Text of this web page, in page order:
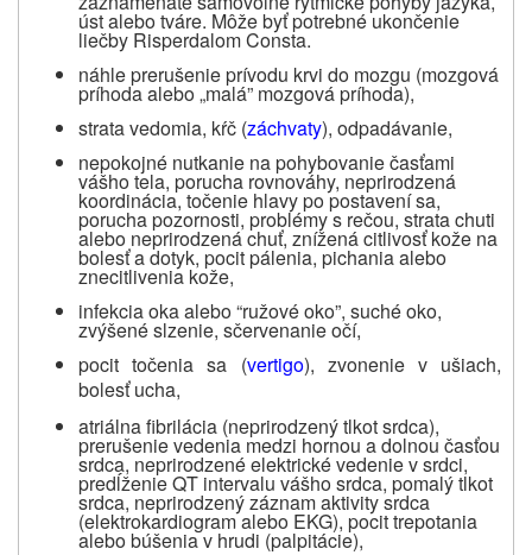
úst alebo tváre. Môže byť potrebné ukončenie
liečby Risperdalom Consta.
náhle prerušenie prívodu krvi do mozgu (mozgová
príhoda alebo „malá” mozgová príhoda),
strata vedomia, kŕč (záchvaty), odpadávanie,
nepokojné nutkanie na pohybovanie časťami
vášho tela, porucha rovnováhy, neprirodzená
koordinácia, točenie hlavy po postavení sa,
porucha pozornosti, problémy s rečou, strata chuti
alebo neprirodzená chuť, znížená citlivosť kože na
bolesť a dotyk, pocit pálenia, pichania alebo
znecitlivenia kože,
infekcia oka alebo “ružové oko”, suché oko,
zvýšené slzenie, sčervenanie očí,
pocit točenia sa (vertigo), zvonenie v ušiach,
bolesť ucha,
atriálna fibrilácia (neprirodzený tlkot srdca),
prerušenie vedenia medzi hornou a dolnou časťou
srdca, neprirodzené elektrické vedenie v srdci,
predĺženie QT intervalu vášho srdca, pomalý tlkot
srdca, neprirodzený záznam aktivity srdca
(elektrokardiogram alebo EKG), pocit trepotania
alebo búšenia v hrudi (palpitácie),